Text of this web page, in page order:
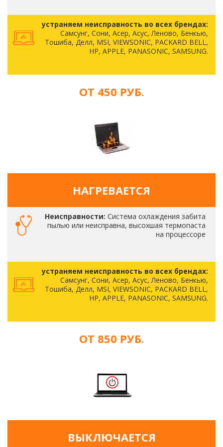
устраняем неисправность во всех брендах:
Самсунг, Сони, Асер, Асус, Леново, Бенкью,
Тошиба, Делл, MSI, VIEWSONIC, PACKARD BELL,
HP, APPLE, PANASONIC, SAMSUNG.
ОТ 450 РУБ.
НАГРЕВАЕТСЯ
Неисправности: Система охлаждения забита
пылью или неисправна, высохшая термопаста
на процессоре
устраняем неисправность во всех брендах:
Самсунг, Сони, Асер, Асус, Леново, Бенкью,
Тошиба, Делл, MSI, VIEWSONIC, PACKARD BELL,
HP, APPLE, PANASONIC, SAMSUNG.
ОТ 850 РУБ.
ВЫКЛЮЧАЕТСЯ